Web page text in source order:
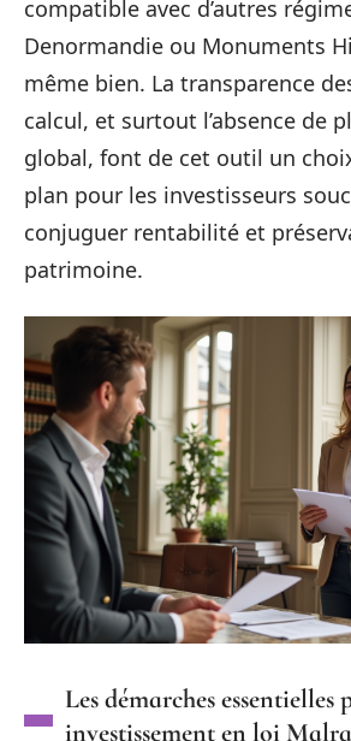
compatible avec d’autres
Denormandie ou Monuments
même bien. La transparence
calcul, et surtout l’absence de
global, font de cet outil un
plan pour les investisseurs
conjuguer rentabilité et
patrimoine.
Les démarches essentielles
investissement en loi